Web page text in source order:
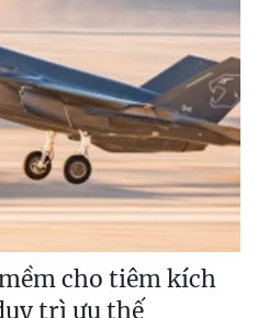
cho tiêm kích
trì ưu thế